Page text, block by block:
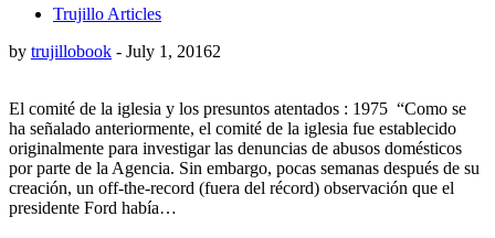
Trujillo Articles
by trujillobook - July 1, 20162
El comité de la iglesia y los presuntos atentados : 1975 “Como se
ha señalado anteriormente, el comité de la iglesia fue establecido
originalmente para investigar las denuncias de abusos domésticos
por parte de la Agencia. Sin embargo, pocas semanas después de su
creación, un off-the-record (fuera del récord) observación que el
presidente Ford había…